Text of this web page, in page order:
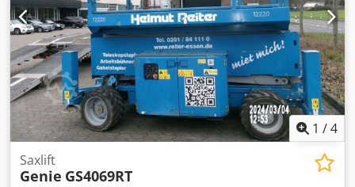
1 /4
Saxlift
Genie GS4069RT